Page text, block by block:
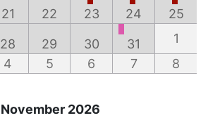
21 22 23 24 25
28 29 30 31
1
4 5 6 7 8
November 2026